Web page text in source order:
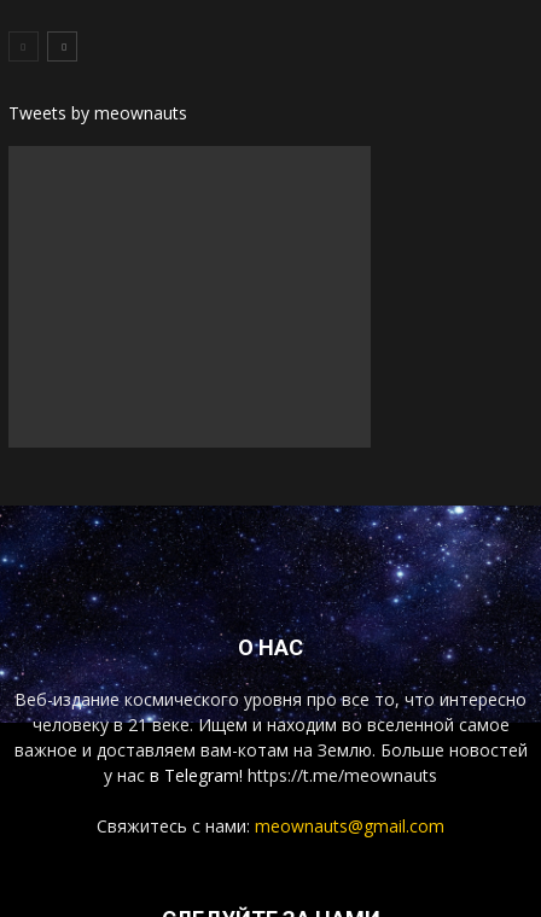
Tweets by meownauts
О НАС
Веб-издание космического уровня про все то, что интересно
человеку в 21 веке. Ищем и находим во вселенной самое
важное и доставляем вам-котам на Землю. Больше новостей
у нас в Telegram! https://t.me/meownauts
Свяжитесь с нами: meownauts@gmail.com